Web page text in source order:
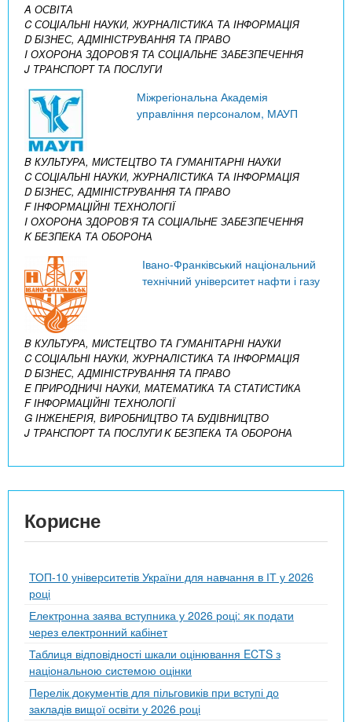
A ОСВІТА
C СОЦІАЛЬНІ НАУКИ, ЖУРНАЛІСТИКА ТА ІНФОРМАЦІЯ
D БІЗНЕС, АДМІНІСТРУВАННЯ ТА ПРАВО
I ОХОРОНА ЗДОРОВ’Я ТА СОЦІАЛЬНЕ ЗАБЕЗПЕЧЕННЯ
J ТРАНСПОРТ ТА ПОСЛУГИ
Міжрегіональна Академія
управління персоналом, МАУП
B КУЛЬТУРА, МИСТЕЦТВО ТА ГУМАНІТАРНІ НАУКИ
C СОЦІАЛЬНІ НАУКИ, ЖУРНАЛІСТИКА ТА ІНФОРМАЦІЯ
D БІЗНЕС, АДМІНІСТРУВАННЯ ТА ПРАВО
F ІНФОРМАЦІЙНІ ТЕХНОЛОГІЇ
I ОХОРОНА ЗДОРОВ’Я ТА СОЦІАЛЬНЕ ЗАБЕЗПЕЧЕННЯ
K БЕЗПЕКА ТА ОБОРОНА
Івано-Франківський національний
технічний університет нафти і газу
B КУЛЬТУРА, МИСТЕЦТВО ТА ГУМАНІТАРНІ НАУКИ
C СОЦІАЛЬНІ НАУКИ, ЖУРНАЛІСТИКА ТА ІНФОРМАЦІЯ
D БІЗНЕС, АДМІНІСТРУВАННЯ ТА ПРАВО
E ПРИРОДНИЧІ НАУКИ, МАТЕМАТИКА ТА СТАТИСТИКА
F ІНФОРМАЦІЙНІ ТЕХНОЛОГІЇ
G ІНЖЕНЕРІЯ, ВИРОБНИЦТВО ТА БУДІВНИЦТВО
J ТРАНСПОРТ ТА ПОСЛУГИK БЕЗПЕКА ТА ОБОРОНА
Корисне
ТОП-10 університетів України для навчання в ІТ у 2026
році
Електронна заява вступника у 2026 році: як подати
через електронний кабінет
Таблиця відповідності шкали оцінювання ECTS з
національною системою оцінки
Перелік документів для пільговиків при вступі до
закладів вищої освіти у 2026 році